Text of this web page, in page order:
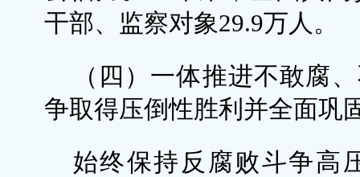
干部、监察对象29.9万人。
（四）一体推进不敢腐
争取得压倒性胜利并全面巩
始终保持反腐败斗争高